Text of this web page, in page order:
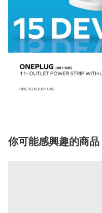
你可能感興趣的商品